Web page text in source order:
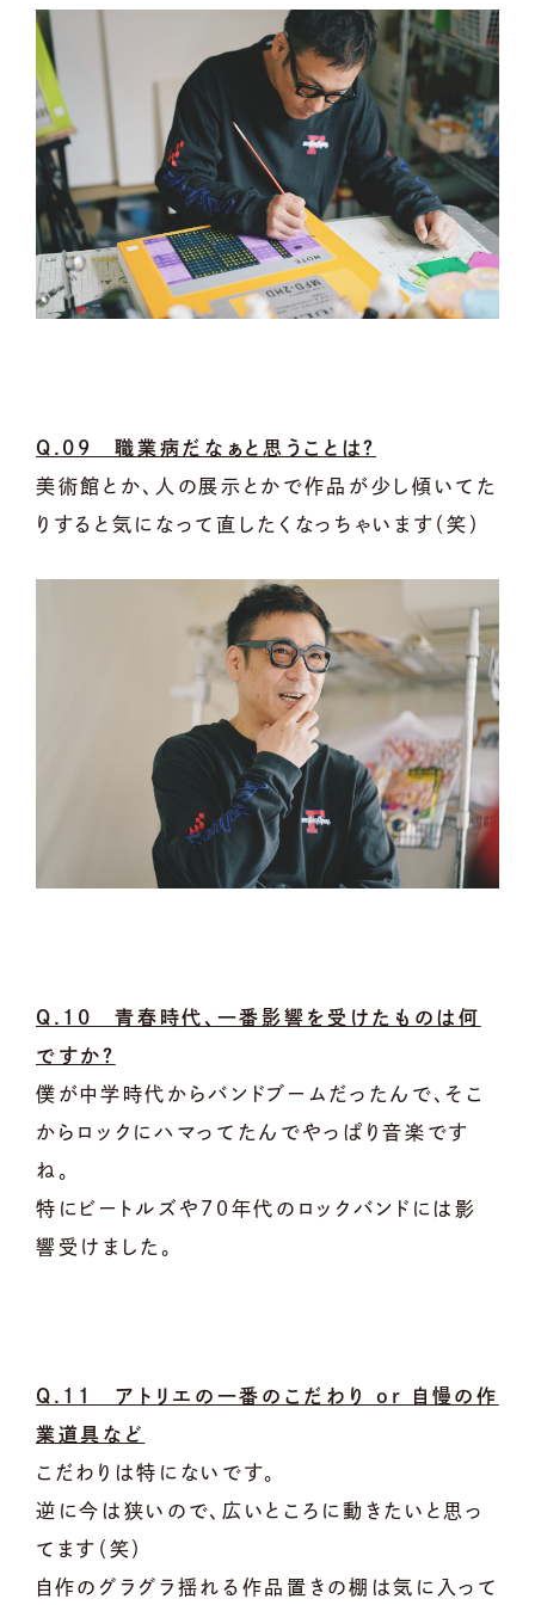
Q.09 職業病だなぁと思うことは？
美術館とか、人の展示とかで作品が少し傾いてた
りすると気になって直したくなっちゃいます（笑）
Q.10 青春時代、一番影響を受けたものは何
ですか？
僕が中学時代からバンドブームだったんで、そこ
からロックにハマってたんでやっぱり音楽です
ね。
特にビートルズや70年代のロックバンドには影
響受けました。
Q.11 アトリエの一番のこだわり or 自慢の作
業道具など
こだわりは特にないです。
逆に今は狭いので、広いところに動きたいと思っ
てます（笑）
自作のグラグラ揺れる作品置きの棚は気に入って